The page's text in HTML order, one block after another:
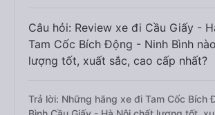
Câu hỏi: Review xe đi Cầu Giấy -
Tam Cốc Bích Động - Ninh Bình
lượng tốt, xuất sắc, cao cấp nhất?
Trả lời: Những hãng xe đi Tam Cốc Bích